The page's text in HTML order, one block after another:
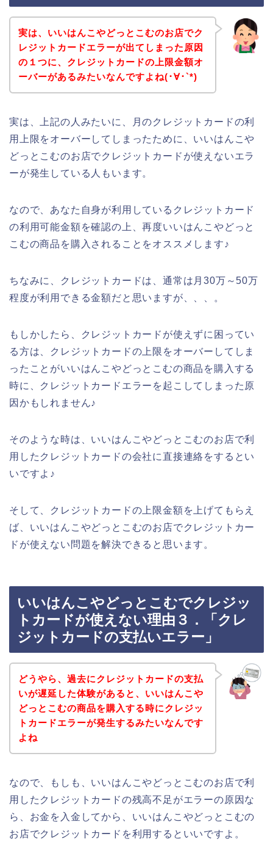
実は、いいはんこやどっとこむのお店でク
レジットカードエラーが出てしまった原因
の１つに、クレジットカードの上限金額オ
ーバーがあるみたいなんですよね(･∀･`*)
実は、上記の人みたいに、月のクレジットカードの利
用上限をオーバーしてしまったために、いいはんこや
どっとこむのお店でクレジットカードが使えないエラ
ーが発生している人もいます。
なので、あなた自身が利用しているクレジットカード
の利用可能金額を確認の上、再度いいはんこやどっと
こむの商品を購入されることをオススメします♪
ちなみに、クレジットカードは、通常は月30万～50万
程度が利用できる金額だと思いますが、、、。
もしかしたら、クレジットカードが使えずに困ってい
る方は、クレジットカードの上限をオーバーしてしま
ったことがいいはんこやどっとこむの商品を購入する
時に、クレジットカードエラーを起こしてしまった原
因かもしれません♪
そのような時は、いいはんこやどっとこむのお店で利
用したクレジットカードの会社に直接連絡をするとい
いですよ♪
そして、クレジットカードの上限金額を上げてもらえ
ば、いいはんこやどっとこむのお店でクレジットカー
ドが使えない問題を解決できると思います。
いいはんこやどっとこむでクレジッ
トカードが使えない理由３．「クレ
ジットカードの支払いエラー」
どうやら、過去にクレジットカードの支払
いが遅延した体験があると、いいはんこや
どっとこむの商品を購入する時にクレジッ
トカードエラーが発生するみたいなんです
よね
なので、もしも、いいはんこやどっとこむのお店で利
用したクレジットカードの残高不足がエラーの原因な
ら、お金を入金してから、いいはんこやどっとこむの
お店でクレジットカードを利用するといいですよ。